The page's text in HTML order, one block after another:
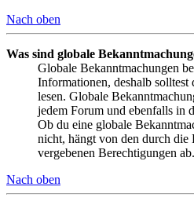
Nach oben
Was sind globale
Globale Bekanntmachungen
Informationen, deshalb
lesen. Globale
jedem Forum und ebenfalls in
Ob du eine globale
nicht, hängt von den durch
vergebenen Berechtigungen ab.
Nach oben